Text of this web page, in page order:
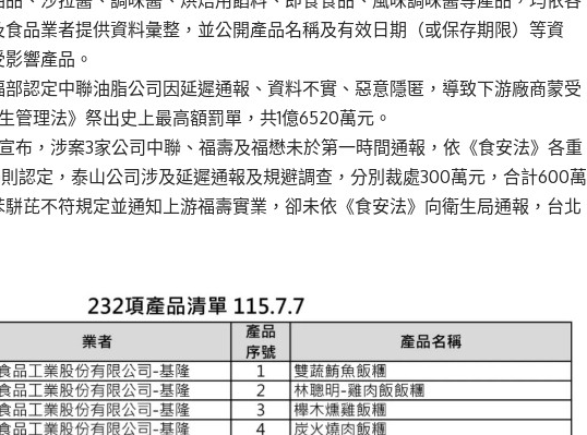
品業者提供資料彙整，並公開產品名稱及有效日期（或保存期限）等資
響產品。
認定中聯油脂公司因延遲通報、資料不實、惡意隱匿，導致下游廠商蒙受
管理法》祭出史上最高額罰單，共1億6520萬元。
布，涉案3家公司中聯、福壽及福懋未於第一時間通報，依《食安法》各重
認定，泰山公司涉及延遲通報及規避調查，分別裁處300萬元，合計600萬
芘不符規定並通知上游福壽實業，卻未依《食安法》向衛生局通報，台北